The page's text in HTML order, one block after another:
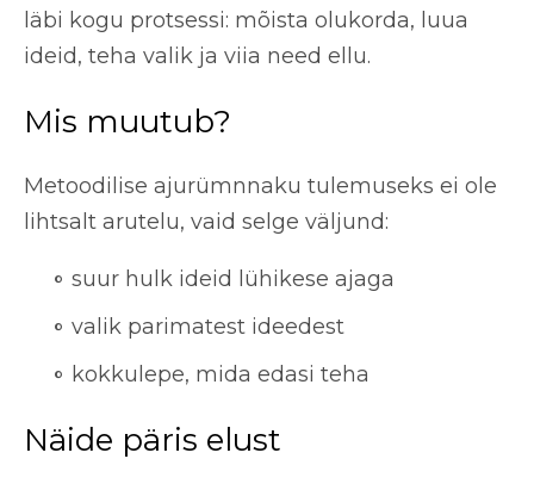
läbi kogu protsessi: mõista olukorda, luua
ideid, teha valik ja viia need ellu.
Mis muutub?
Metoodilise ajurümnnaku tulemuseks ei ole
lihtsalt arutelu, vaid selge väljund:
suur hulk ideid lühikese ajaga
valik parimatest ideedest
kokkulepe, mida edasi teha
Näide päris elust